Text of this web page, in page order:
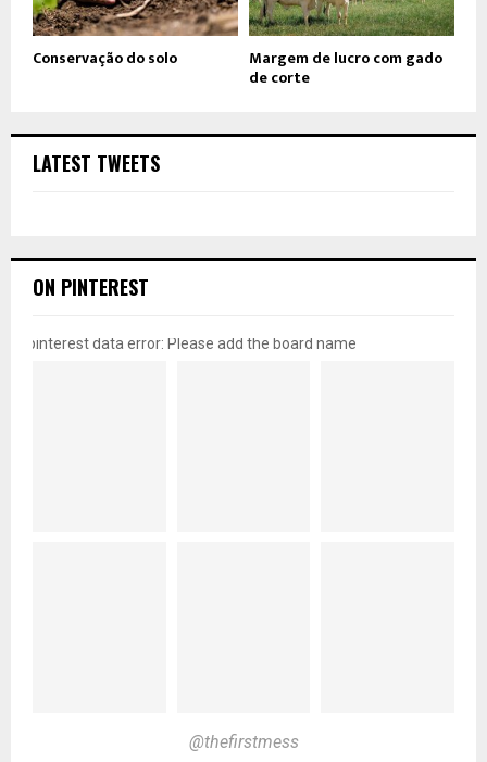
Conservação do solo Margem de lucro com gado
de corte
LATEST TWEETS
ON PINTEREST
pinterest data error: Please add the board name
@thefirstmess